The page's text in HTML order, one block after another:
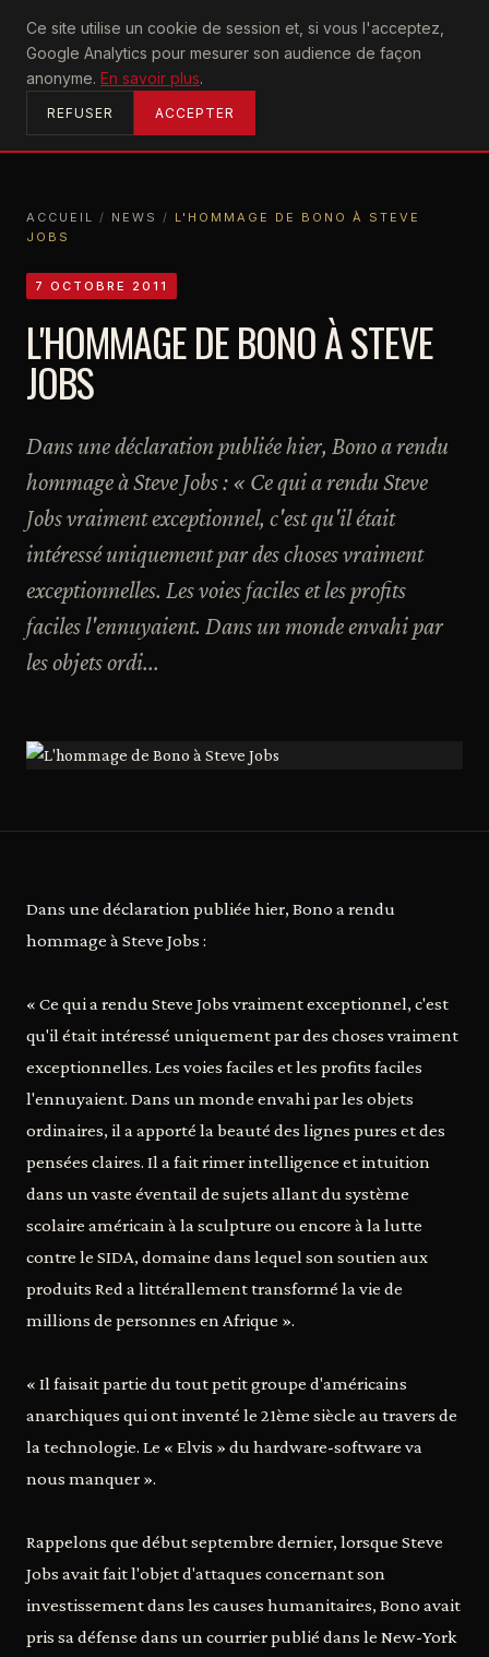
Ce site utilise un cookie de session et, si vous l'acceptez,
Google Analytics pour mesurer son audience de façon
anonyme. En savoir plus.
REFUSER ACCEPTER
U2achtung
ACCUEIL
ACCUEIL / NEWS / L'HOMMAGE DE BONO À STEVE
JOBS
7 OCTOBRE 2011
L'HOMMAGE DE BONO À STEVE
JOBS
Dans une déclaration publiée hier, Bono a rendu
hommage à Steve Jobs : « Ce qui a rendu Steve
Jobs vraiment exceptionnel, c'est qu'il était
intéressé uniquement par des choses vraiment
exceptionnelles. Les voies faciles et les profits
faciles l'ennuyaient. Dans un monde envahi par
les objets ordi...
Dans une déclaration publiée hier, Bono a rendu
hommage à Steve Jobs :
« Ce qui a rendu Steve Jobs vraiment exceptionnel, c'est
qu'il était intéressé uniquement par des choses vraiment
exceptionnelles. Les voies faciles et les profits faciles
l'ennuyaient. Dans un monde envahi par les objets
ordinaires, il a apporté la beauté des lignes pures et des
pensées claires. Il a fait rimer intelligence et intuition
dans un vaste éventail de sujets allant du système
scolaire américain à la sculpture ou encore à la lutte
contre le SIDA, domaine dans lequel son soutien aux
produits Red a littérallement transformé la vie de
millions de personnes en Afrique ».
« Il faisait partie du tout petit groupe d'américains
anarchiques qui ont inventé le 21ème siècle au travers de
la technologie. Le « Elvis » du hardware-software va
nous manquer ».
Rappelons que début septembre dernier, lorsque Steve
Jobs avait fait l'objet d'attaques concernant son
investissement dans les causes humanitaires, Bono avait
pris sa défense dans un courrier publié dans le New-York